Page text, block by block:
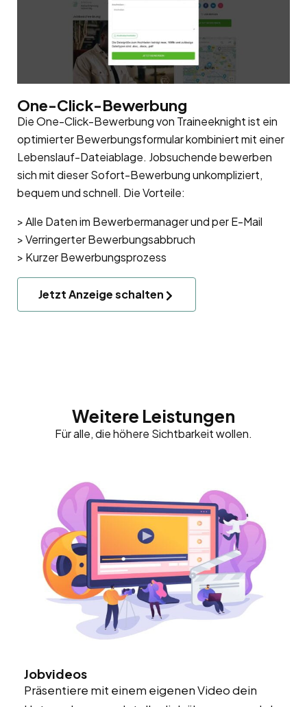
One-Click-Bewerbung
Die One-Click-Bewerbung von Traineeknight ist ein
optimierter Bewerbungsformular kombiniert mit einer
Lebenslauf-Dateiablage. Jobsuchende bewerben
sich mit dieser Sofort-Bewerbung unkompliziert,
bequem und schnell. Die Vorteile:
> Alle Daten im Bewerbermanager und per E-Mail
> Verringerter Bewerbungsabbruch
> Kurzer Bewerbungsprozess
Jetzt Anzeige schalten
Weitere Leistungen
Für alle, die höhere Sichtbarkeit wollen.
Jobvideos
Präsentiere mit einem eigenen Video dein